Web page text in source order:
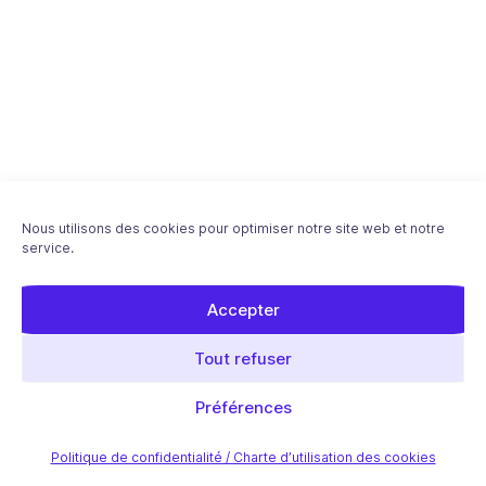
Nous utilisons des cookies pour optimiser notre site web et notre
service.
Accepter
Tout refuser
Préférences
Politique de confidentialité / Charte d’utilisation des cookies